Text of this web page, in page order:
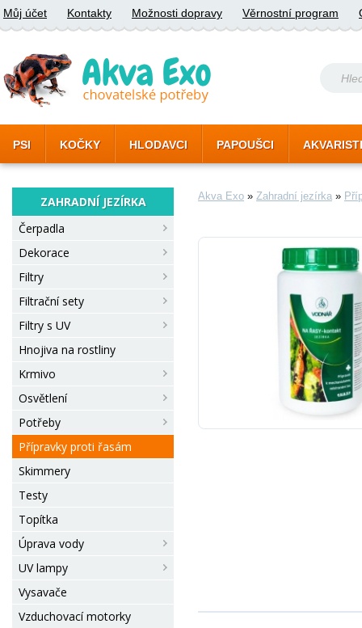
Můj účet Kontakty Možnosti dopravy Věrnostní program
PSI KOČKY HLODAVCI PAPOUŠCI
ZAHRADNÍ JEZÍRKA
Čerpadla
Dekorace
Filtry
Filtrační sety
Filtry s UV
Hnojiva na rostliny
Krmivo
Osvětlení
Potřeby
Přípravky proti řasám
Skimmery
Testy
Topítka
Úprava vody
UV lampy
Vysavače
Vzduchovací motorky
Akva Exo » Zahradní jezírka »